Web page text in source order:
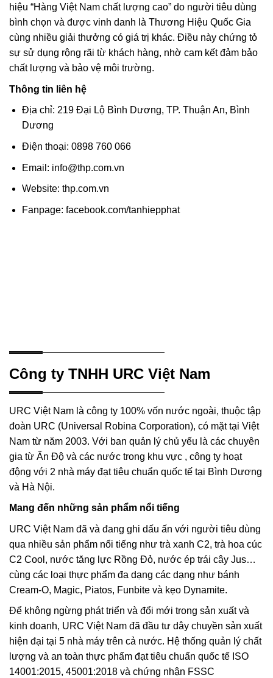
hiệu “Hàng Việt Nam chất lượng cao” do người tiêu dùng
bình chọn và được vinh danh là Thương Hiệu Quốc Gia
cùng nhiều giải thưởng có giá trị khác. Điều này chứng tỏ
sự sử dụng rộng rãi từ khách hàng, nhờ cam kết đảm bảo
chất lượng và bảo vệ môi trường.
Thông tin liên hệ
Địa chỉ: 219 Đại Lộ Bình Dương, TP. Thuận An, Bình
Dương
Điện thoại: 0898 760 066
Email: info@thp.com.vn
Website: thp.com.vn
Fanpage: facebook.com/tanhiepphat
Công ty TNHH URC Việt Nam
URC Việt Nam là công ty 100% vốn nước ngoài, thuộc tập
đoàn URC (Universal Robina Corporation), có mặt tại Việt
Nam từ năm 2003. Với ban quản lý chủ yếu là các chuyên
gia từ Ấn Độ và các nước trong khu vực , công ty hoạt
động với 2 nhà máy đạt tiêu chuẩn quốc tế tại Bình Dương
và Hà Nội.
Mang đến những sản phẩm nổi tiếng
URC Việt Nam đã và đang ghi dấu ấn với người tiêu dùng
qua nhiều sản phẩm nổi tiếng như trà xanh C2, trà hoa cúc
C2 Cool, nước tăng lực Rồng Đỏ, nước ép trái cây Jus…
cùng các loại thực phẩm đa dạng các dạng như bánh
Cream-O, Magic, Piatos, Funbite và kẹo Dynamite.
Để không ngừng phát triển và đổi mới trong sản xuất và
kinh doanh, URC Việt Nam đã đầu tư dây chuyền sản xuất
hiện đại tại 5 nhà máy trên cả nước. Hệ thống quản lý chất
lượng và an toàn thực phẩm đạt tiêu chuẩn quốc tế ISO
14001:2015, 45001:2018 và chứng nhận FSSC